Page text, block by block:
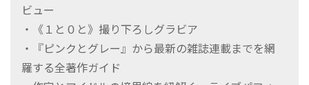
ビュー
・《１と０と》撮り下ろしグラビア
・『ピンクとグレー』から最新の雑誌連載までを網
羅する全著作ガイド